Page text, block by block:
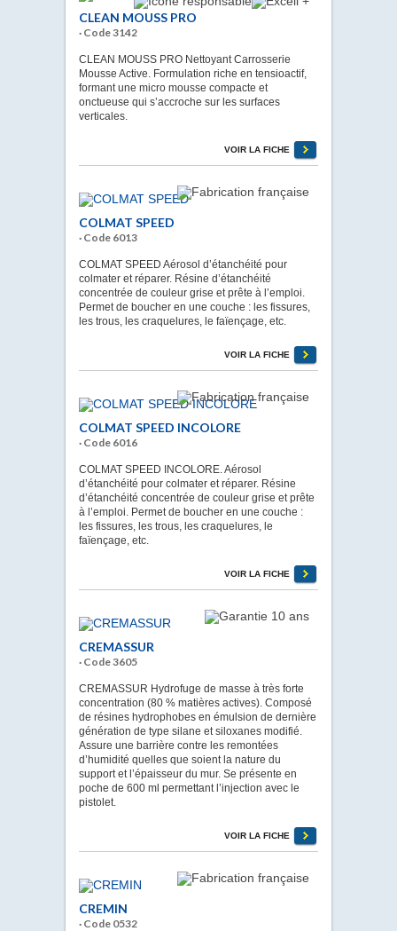
CLEAN MOUSS PRO
· Code 3142
CLEAN MOUSS PRO Nettoyant Carrosserie
Mousse Active. Formulation riche en tensioactif,
formant une micro mousse compacte et
onctueuse qui s’accroche sur les surfaces
verticales.
VOIR LA FICHE
COLMAT SPEED
· Code 6013
COLMAT SPEED Aérosol d’étanchéité pour
colmater et réparer. Résine d’étanchéité
concentrée de couleur grise et prête à l’emploi.
Permet de boucher en une couche : les fissures,
les trous, les craquelures, le faïençage, etc.
VOIR LA FICHE
COLMAT SPEED INCOLORE
· Code 6016
COLMAT SPEED INCOLORE. Aérosol
d’étanchéité pour colmater et réparer. Résine
d’étanchéité concentrée de couleur grise et prête
à l’emploi. Permet de boucher en une couche :
les fissures, les trous, les craquelures, le
faïençage, etc.
VOIR LA FICHE
CREMASSUR
· Code 3605
CREMASSUR Hydrofuge de masse à très forte
concentration (80 % matières actives). Composé
de résines hydrophobes en émulsion de dernière
génération de type silane et siloxanes modifié.
Assure une barrière contre les remontées
d’humidité quelles que soient la nature du
support et l’épaisseur du mur. Se présente en
poche de 600 ml permettant l’injection avec le
pistolet.
VOIR LA FICHE
CREMIN
· Code 0532